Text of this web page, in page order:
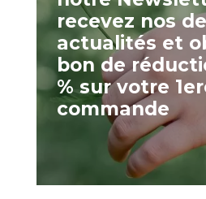
recevez nos
actualités et
bon de
% sur votre
commande